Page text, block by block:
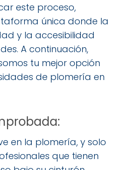
este proceso,
única donde la
y la accesibilidad
A continuación,
tu mejor opción
de plomería en
en la plomería, y solo
que tienen